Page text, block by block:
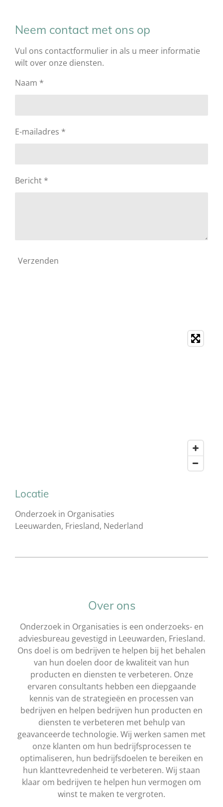
Neem contact met ons op
Vul ons contactformulier in als u meer informatie
wilt over onze diensten.
Naam *
E-mailadres *
Bericht *
Verzenden
Locatie
Onderzoek in Organisaties
Leeuwarden, Friesland, Nederland
Over ons
Onderzoek in Organisaties is een onderzoeks- en
adviesbureau gevestigd in Leeuwarden, Friesland.
Ons doel is om bedrijven te helpen bij het behalen
van hun doelen door de kwaliteit van hun
producten en diensten te verbeteren. Onze
ervaren consultants hebben een diepgaande
kennis van de strategieën en processen van
bedrijven en helpen bedrijven hun producten en
diensten te verbeteren met behulp van
geavanceerde technologie. Wij werken samen met
onze klanten om hun bedrijfsprocessen te
optimaliseren, hun bedrijfsdoelen te bereiken en
hun klanttevredenheid te verbeteren. Wij staan
klaar om bedrijven te helpen hun vermogen om
winst te maken te vergroten.